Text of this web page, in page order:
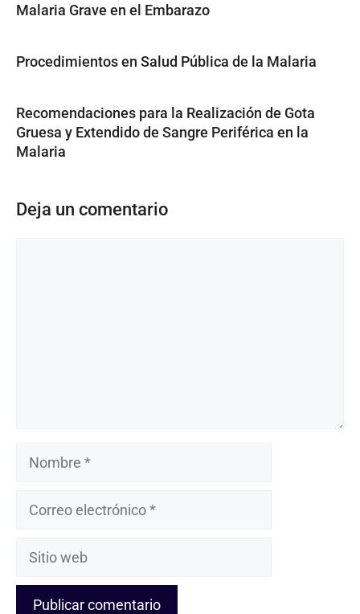
Malaria Grave en el Embarazo
Procedimientos en Salud Pública de la Malaria
Recomendaciones para la Realización de Gota
Gruesa y Extendido de Sangre Periférica en la
Malaria
Deja un comentario
Nombre
Sitio